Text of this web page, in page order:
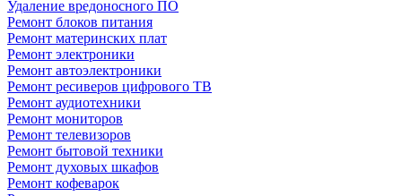
Удаление вредоносного ПО
Ремонт блоков питания
Ремонт материнских плат
Ремонт электроники
Ремонт автоэлектроники
Ремонт ресиверов цифрового ТВ
Ремонт аудиотехники
Ремонт мониторов
Ремонт телевизоров
Ремонт бытовой техники
Ремонт духовых шкафов
Ремонт кофеварок